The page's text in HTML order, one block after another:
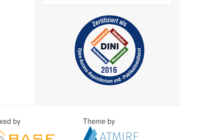
by Theme by